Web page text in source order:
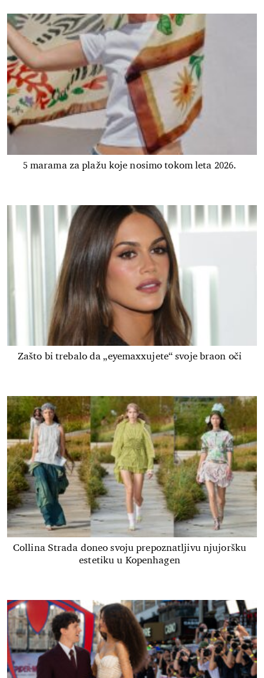
5 marama za plažu koje nosimo tokom leta 2026.
Zašto bi trebalo da „eyemaxxujete“ svoje braon oči
Collina Strada doneo svoju prepoznatljivu njujoršku
estetiku u Kopenhagen